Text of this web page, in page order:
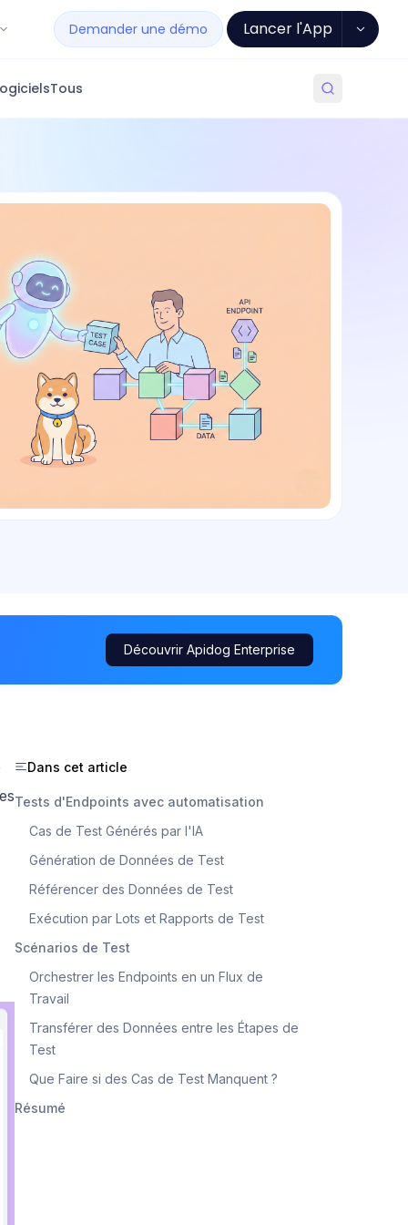
Demander une démo Lancer l'App
Tous
Découvrir Apidog Enterprise
Dans cet article
Tests d'Endpoints avec automatisation
Cas de Test Générés par l'IA
Génération de Données de Test
Référencer des Données de Test
Exécution par Lots et Rapports de Test
Scénarios de Test
Orchestrer les Endpoints en un Flux de
Travail
Transférer des Données entre les Étapes de
Test
Que Faire si des Cas de Test Manquent ?
Résumé